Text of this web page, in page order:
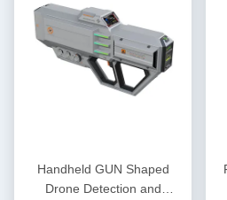
Handheld GUN Shaped
Drone Detection and